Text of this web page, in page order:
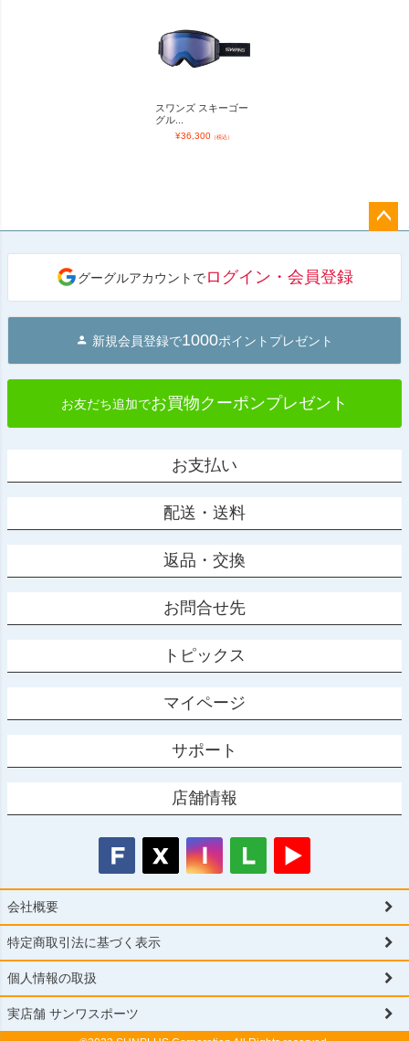
スワンズ スキーゴー
グル...
¥36,300 （税込）
へ
グーグルアカウントでログイン・会員登録
新規会員登録で1000ポイントプレゼント
お友だち追加でお買物クーポンプレゼント
お支払い
配送・送料
返品・交換
お問合せ先
トピックス
マイページ
サポート
店舗情報
会社概要
特定商取引法に基づく表示
個人情報の取扱
実店舗 サンワスポーツ